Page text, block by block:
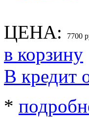
ЦЕНА: 7700
в корзину
В кредит
*